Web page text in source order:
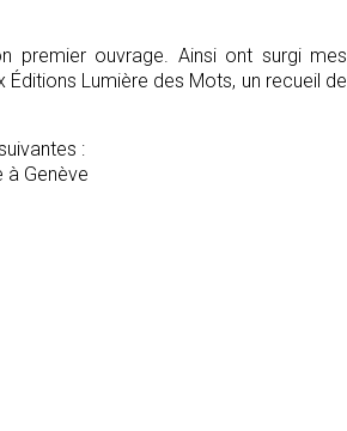
premier ouvrage. Ainsi ont surgi mes
Éditions Lumière des Mots, un recueil de
:
à Genève